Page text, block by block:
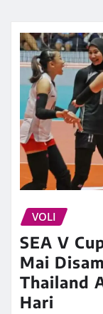
VOLI
SEA V
Mai
Thailand
Hari